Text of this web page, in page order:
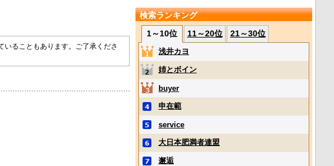
ることもあります。ご了承くださ
検索ランキング
1～10位
11～20位 21～30位
浅井カヨ
姉とボイン
buyer
申在範
service
大日本肥満者連盟
邂逅